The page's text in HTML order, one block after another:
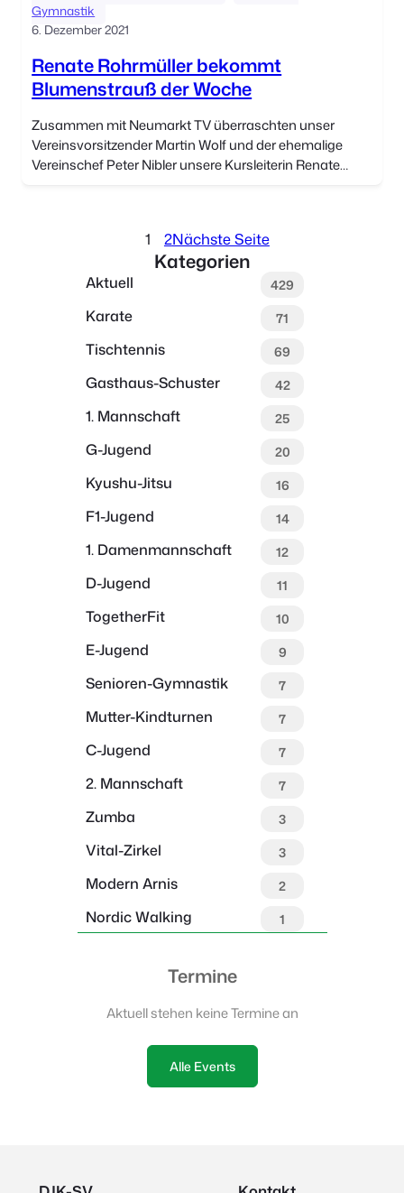
Gymnastik
6. Dezember 2021
Renate Rohrmüller bekommt
Blumenstrauß der Woche
Zusammen mit Neumarkt TV überraschten unser
Vereinsvorsitzender Martin Wolf und der ehemalige
Vereinschef Peter Nibler unsere Kursleiterin Renate
1 2Nächste Seite
Kategorien
Aktuell 429
Karate 71
Tischtennis 69
Gasthaus-Schuster 42
1. Mannschaft 25
G-Jugend 20
Kyushu-Jitsu 16
F1-Jugend 14
1. Damenmannschaft 12
D-Jugend 11
TogetherFit 10
E-Jugend 9
Senioren-Gymnastik 7
Mutter-Kindturnen 7
C-Jugend 7
2. Mannschaft 7
Zumba 3
Vital-Zirkel 3
Modern Arnis 2
Nordic Walking 1
Termine
Aktuell stehen keine Termine an
Alle Events